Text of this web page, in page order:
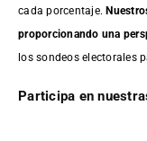
cada porcentaje.
proporcionando una
los sondeos electorales
Participa en